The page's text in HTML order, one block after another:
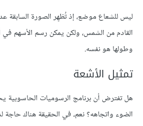
ليس للشعاع موضع، إذ تُظهِر الصورة السابقة
القادم من الشمس، ولكن يمكن رسم الأسهم في
وطولها هو نفسه.
تمثيل الأشعة
هل تفترض أن برنامج الرسوميات الحاسوبية
الضوء واتجاهه؟ نعم، في الحقيقة هناك حاجة